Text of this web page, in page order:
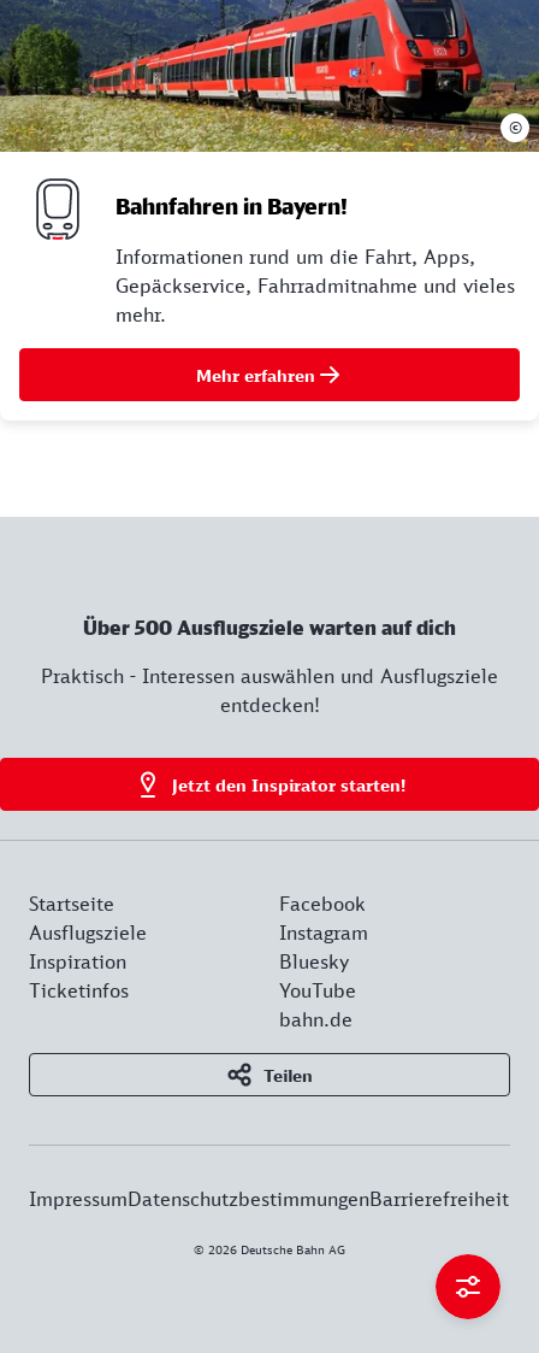
Bahnfahren in Bayern!
Informationen rund um die Fahrt, Apps,
Gepäckservice, Fahrradmitnahme und vieles
mehr.
Mehr erfahren
©
Über 500 Ausflugsziele warten auf dich
Praktisch - Interessen auswählen und Ausflugsziele
entdecken!
Jetzt den Inspirator starten!
Startseite
Ausflugsziele
Inspiration
Ticketinfos
Facebook
Instagram
Bluesky
YouTube
bahn.de
Teilen
ImpressumDatenschutzbestimmungenBarrierefreiheit
© 2026 Deutsche Bahn AG